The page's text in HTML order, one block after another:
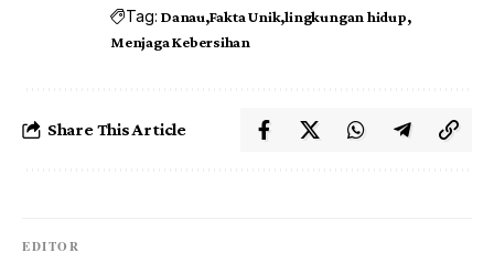
Tag: Danau Fakta Unik lingkungan hidup
Menjaga Kebersihan
Share This Article
EDITOR